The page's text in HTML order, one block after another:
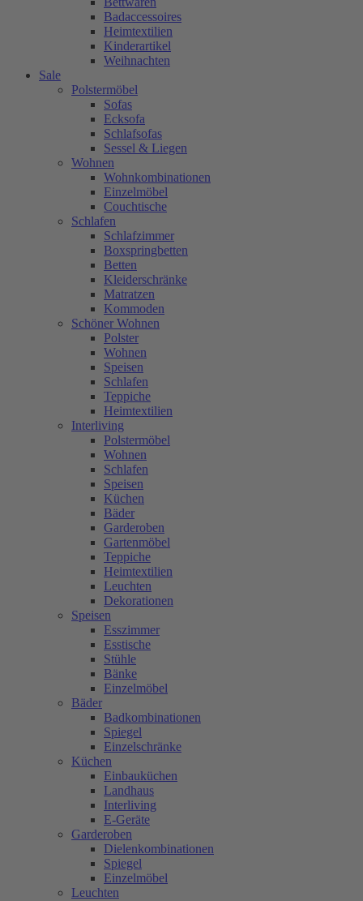
Badaccessoires
Heimtextilien
Kinderartikel
Weihnachten
Sale
Polstermöbel
Sofas
Ecksofa
Schlafsofas
Sessel & Liegen
Wohnen
Wohnkombinationen
Einzelmöbel
Couchtische
Schlafen
Schlafzimmer
Boxspringbetten
Betten
Kleiderschränke
Matratzen
Kommoden
Schöner Wohnen
Polster
Wohnen
Speisen
Schlafen
Teppiche
Heimtextilien
Interliving
Polstermöbel
Wohnen
Schlafen
Speisen
Küchen
Bäder
Garderoben
Gartenmöbel
Teppiche
Heimtextilien
Leuchten
Dekorationen
Speisen
Esszimmer
Esstische
Stühle
Bänke
Einzelmöbel
Bäder
Badkombinationen
Spiegel
Einzelschränke
Küchen
Einbauküchen
Landhaus
Interliving
E-Geräte
Garderoben
Dielenkombinationen
Spiegel
Einzelmöbel
Leuchten